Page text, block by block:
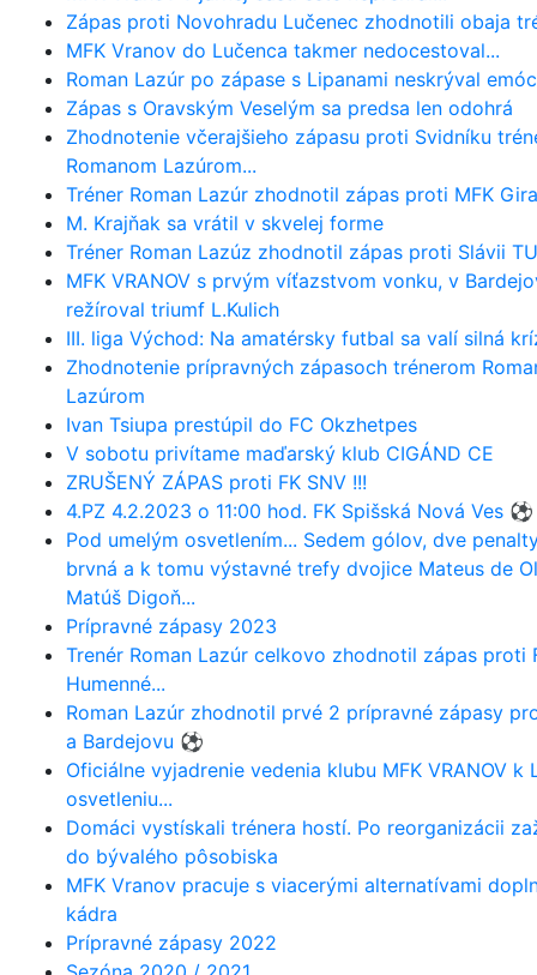
Zápas proti Novohradu Lučenec zhodnotili obaja
MFK Vranov do Lučenca takmer nedocestoval...
Roman Lazúr po zápase s Lipanami neskrýval
Zápas s Oravským Veselým sa predsa len odohrá
Zhodnotenie včerajšieho zápasu proti Svidníku
Romanom Lazúrom...
Tréner Roman Lazúr zhodnotil zápas proti MFK
M. Krajňak sa vrátil v skvelej forme
Tréner Roman Lazúz zhodnotil zápas proti Slávii
MFK VRANOV s prvým víťazstvom vonku, v
režíroval triumf L.Kulich
III. liga Východ: Na amatérsky futbal sa valí silná
Zhodnotenie prípravných zápasoch trénerom
Lazúrom
Ivan Tsiupa prestúpil do FC Okzhetpes
V sobotu privítame maďarský klub CIGÁND CE
ZRUŠENÝ ZÁPAS proti FK SNV !!!
4.PZ 4.2.2023 o 11:00 hod. FK Spišská Nová Ves ⚽️
Pod umelým osvetlením... Sedem gólov, dve
brvná a k tomu výstavné trefy dvojice Mateus de
Matúš Digoň...
Prípravné zápasy 2023
Trenér Roman Lazúr celkovo zhodnotil zápas proti
Humenné...
Roman Lazúr zhodnotil prvé 2 prípravné zápasy
a Bardejovu ⚽️
Oficiálne vyjadrenie vedenia klubu MFK VRANOV k
osvetleniu...
Domáci vystískali trénera hostí. Po reorganizácii
do bývalého pôsobiska
MFK Vranov pracuje s viacerými alternatívami
kádra
Prípravné zápasy 2022